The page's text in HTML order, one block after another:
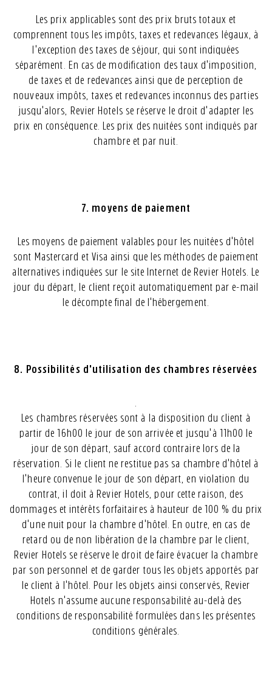
Les prix applicables sont des prix bruts totaux et
comprennent tous les impôts, taxes et redevances légaux, à
l'exception des taxes de séjour, qui sont indiquées
séparément. En cas de modification des taux d'imposition,
de taxes et de redevances ainsi que de perception de
nouveaux impôts, taxes et redevances inconnus des parties
jusqu'alors, Revier Hotels se réserve le droit d'adapter les
prix en conséquence. Les prix des nuitées sont indiqués par
chambre et par nuit.
7. moyens de paiement
Les moyens de paiement valables pour les nuitées d'hôtel
sont Mastercard et Visa ainsi que les méthodes de paiement
alternatives indiquées sur le site Internet de Revier Hotels. Le
jour du départ, le client reçoit automatiquement par e-mail
le décompte final de l'hébergement.
8. Possibilités d'utilisation des chambres réservées
Les chambres réservées sont à la disposition du client à
partir de 16h00 le jour de son arrivée et jusqu'à 11h00 le
jour de son départ, sauf accord contraire lors de la
réservation. Si le client ne restitue pas sa chambre d'hôtel à
l'heure convenue le jour de son départ, en violation du
contrat, il doit à Revier Hotels, pour cette raison, des
dommages et intérêts forfaitaires à hauteur de 100 % du prix
d'une nuit pour la chambre d'hôtel. En outre, en cas de
retard ou de non libération de la chambre par le client,
Revier Hotels se réserve le droit de faire évacuer la chambre
par son personnel et de garder tous les objets apportés par
le client à l'hôtel. Pour les objets ainsi conservés, Revier
Hotels n'assume aucune responsabilité au-delà des
conditions de responsabilité formulées dans les présentes
conditions générales.